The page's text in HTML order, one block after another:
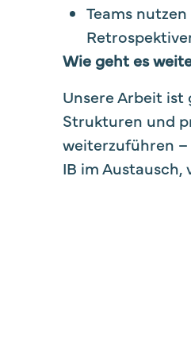
Teams
Wie geht es
Unsere Arbeit
Strukturen und
weiterzuführen
IB im